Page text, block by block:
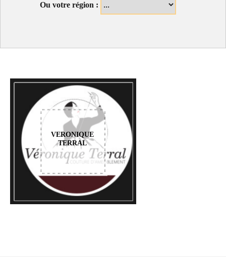
Ou votre région :
VERONIQUE
TERRAL